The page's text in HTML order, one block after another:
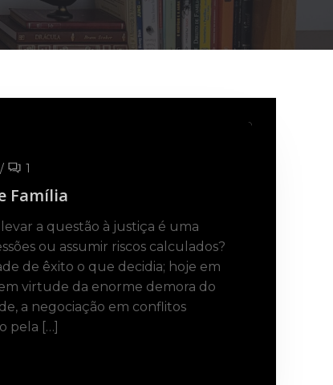
/ 1
Família
a questão à justiça é uma
ou assumir riscos calculados?
de êxito o que decidia; hoje em
virtude da enorme demora do
a negociação em conflitos
pela […]